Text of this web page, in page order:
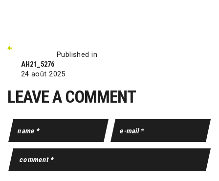
Published in
AH21_5276
24 août 2025
LEAVE A COMMENT